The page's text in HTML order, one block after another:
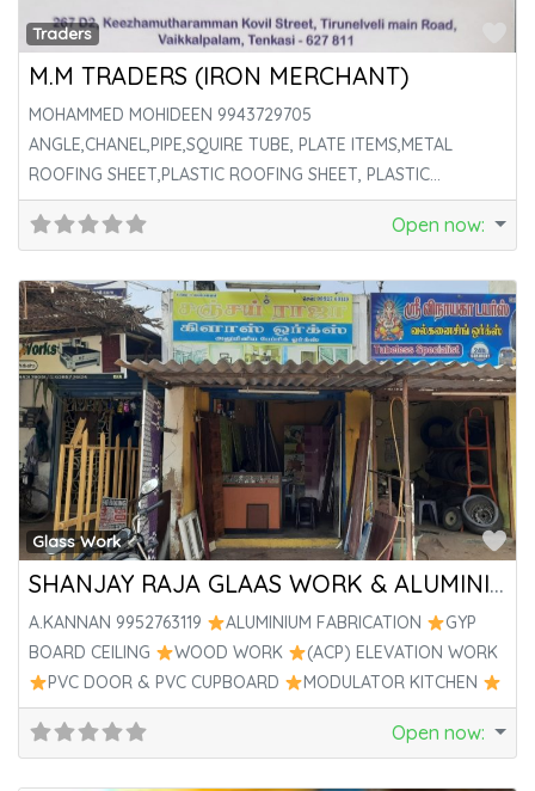
Traders
M.M TRADERS (IRON MERCHANT)
MOHAMMED MOHIDEEN 9943729705
ANGLE,CHANEL,PIPE,SQUIRE TUBE, PLATE ITEMS,METAL
ROOFING SHEET,PLASTIC ROOFING SHEET, PLASTIC
ROOFING SHEET,PLASTIC ROOFING SHEET, GI SHEET ROAD,
ROUND
Open now:
Glass Work
SHANJAY RAJA GLAAS WORK & ALUMINIUIM WORK
A.KANNAN 9952763119 ALUMINIUM FABRICATION
GYP
BOARD CEILING
WOOD WORK
(ACP) ELEVATION WORK
PVC DOOR & PVC CUPBOARD
MODULATOR KITCHEN
UPVC
Open now: